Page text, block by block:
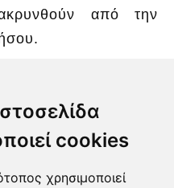
cookies
χρησιμοποιεί
από την
στην Καμτσάτκα
της Ρωσικής
ο σεισμός ήταν ο
από το